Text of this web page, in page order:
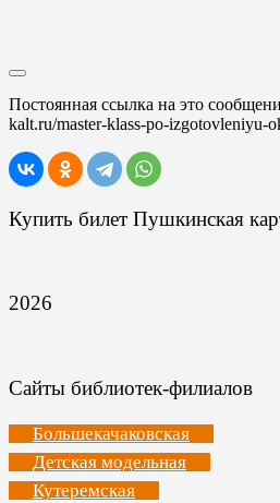
Постоянная ссылка на это
kalt.ru/master-klass-po-izgotovleniyu-
Купить билет Пушкинская
2026
Сайты библиотек-филиалов
Большекачаковская
Детская модельная
Кутеремская